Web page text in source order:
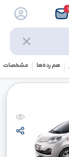
۱
هم رده‌ها‌ مشخصات